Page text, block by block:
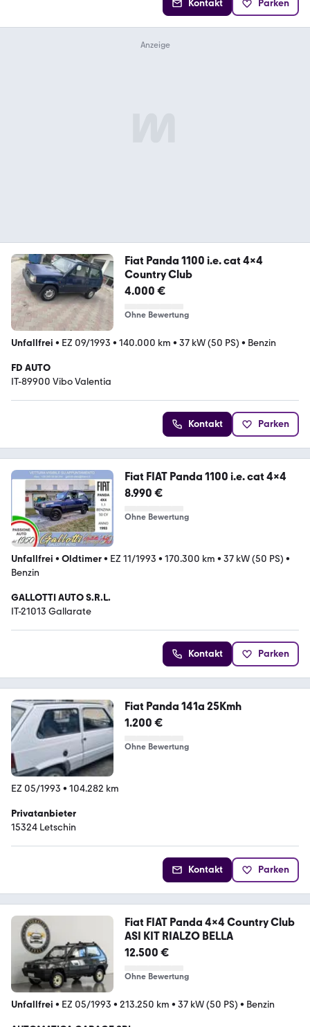
Kontakt Parken
Fiat Panda 1100 i.e. cat 4x4
Country Club
4.000 €
Ohne Bewertung
Unfallfrei • EZ 09/1993 • 140.000 km • 37 kW (50 PS) • Benzin
FD AUTO
IT-89900 Vibo Valentia
Kontakt Parken
Fiat FIAT Panda 1100 i.e. cat 4x4
8.990 €
Ohne Bewertung
Unfallfrei • Oldtimer• EZ 11/1993 • 170.300 km • 37 kW (50 PS) •
Benzin
GALLOTTI AUTO S.R.L.
IT-21013 Gallarate
Kontakt Parken
Fiat Panda 141a 25Kmh
1.200 €
Ohne Bewertung
EZ 05/1993 • 104.282 km
Privatanbieter
15324 Letschin
Kontakt Parken
Fiat FIAT Panda 4x4 Country Club
ASI KIT RIALZO BELLA
12.500 €
Ohne Bewertung
Unfallfrei • EZ 05/1993 • 213.250 km • 37 kW (50 PS) • Benzin